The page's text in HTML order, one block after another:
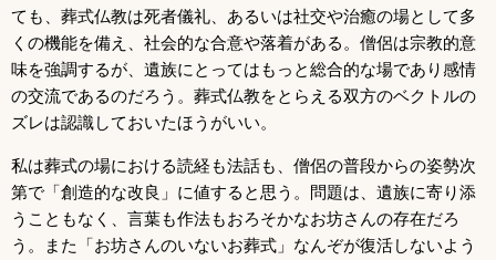
ても、葬式仏教は死者儀礼、あるいは社交や治癒の場として多
くの機能を備え、社会的な合意や落着がある。僧侶は宗教的意
味を強調するが、遺族にとってはもっと総合的な場であり感情
の交流であるのだろう。葬式仏教をとらえる双方のベクトルの
ズレは認識しておいたほうがいい。
私は葬式の場における読経も法話も、僧侶の普段からの姿勢次
第で「創造的な改良」に値すると思う。問題は、遺族に寄り添
うこともなく、言葉も作法もおろそかなお坊さんの存在だろ
う。また「お坊さんのいないお葬式」なんぞが復活しないよう